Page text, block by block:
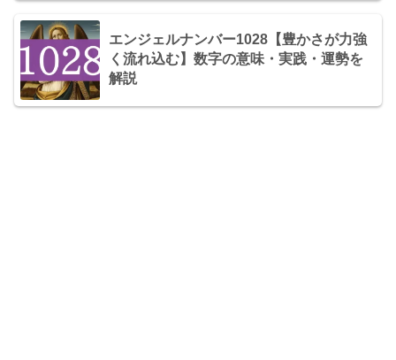
エンジェルナンバー1028【豊かさが力強
く流れ込む】数字の意味・実践・運勢を
解説